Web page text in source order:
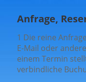
Anfrage,
1 Die reine
E-Mail oder
einem Termin
verbindliche